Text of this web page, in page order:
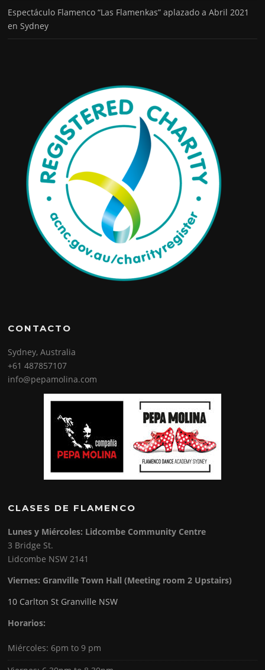
Espectáculo Flamenco “Las Flamenkas” aplazado a Abril 2021
en Sydney
CONTACTO
Sydney, Australia
+61 487857107
info@pepamolina.com
CLASES DE FLAMENCO
Lunes y Miércoles: Lidcombe Community Centre
3 Bridge St.
Lidcombe NSW 2141
Viernes: Granville Town Hall (Meeting room 2 Upstairs)
10 Carlton St Granville NSW
Horarios:
Miércoles: 6pm to 9 pm